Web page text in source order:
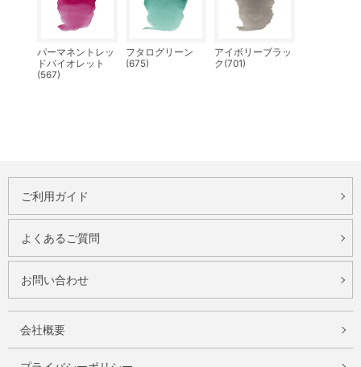
パーマネントレッ
ドバイオレット
(567)
フタログリーン
(675)
アイボリーブラッ
ク(701)
ご利用ガイド
よくあるご質問
お問い合わせ
会社概要